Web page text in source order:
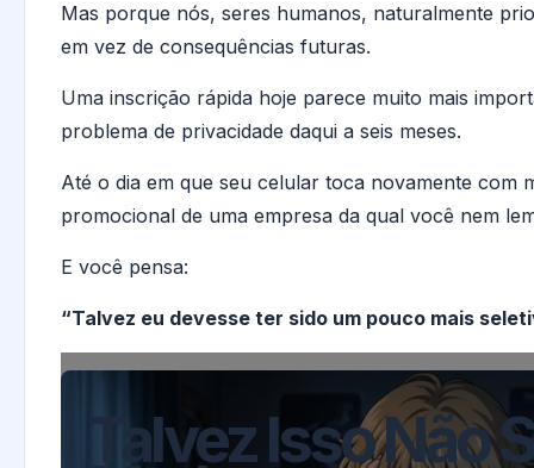
Mas porque nós, seres humanos, naturalmente
em vez de consequências futuras.
Uma inscrição rápida hoje parece muito mais
problema de privacidade daqui a seis meses.
Até o dia em que seu celular toca novamente com
promocional de uma empresa da qual você nem
E você pensa:
“Talvez eu devesse ter sido um pouco mais
Talvez Isso Não